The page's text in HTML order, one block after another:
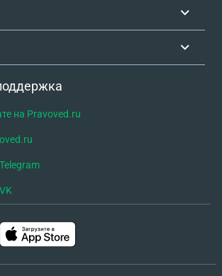
на Pravoved.ru